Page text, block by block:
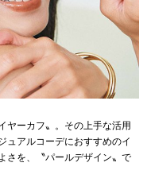
ヤーカフ〟。その上手な活用
ュアルコーデにおすすめのイ
さを、〝パールデザイン〟で